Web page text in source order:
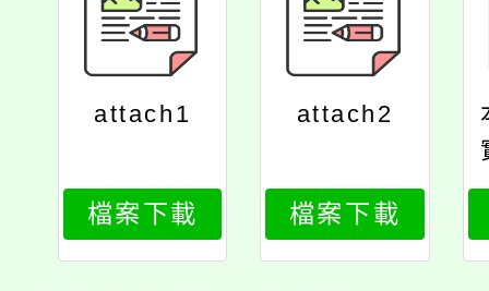
attach1
檔案下載
attach2
檔案下載